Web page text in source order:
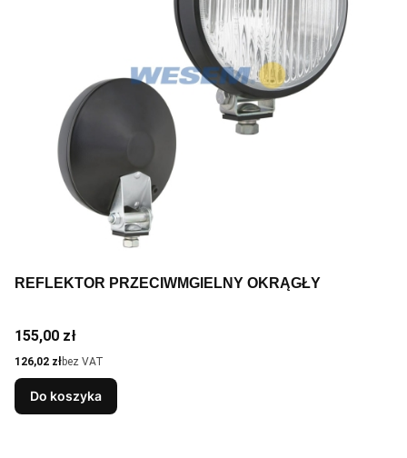
REFLEKTOR PRZECIWMGIELNY OKRĄGŁY
Cena
155,00 zł
Cena
126,02 złbez VAT
Do koszyka